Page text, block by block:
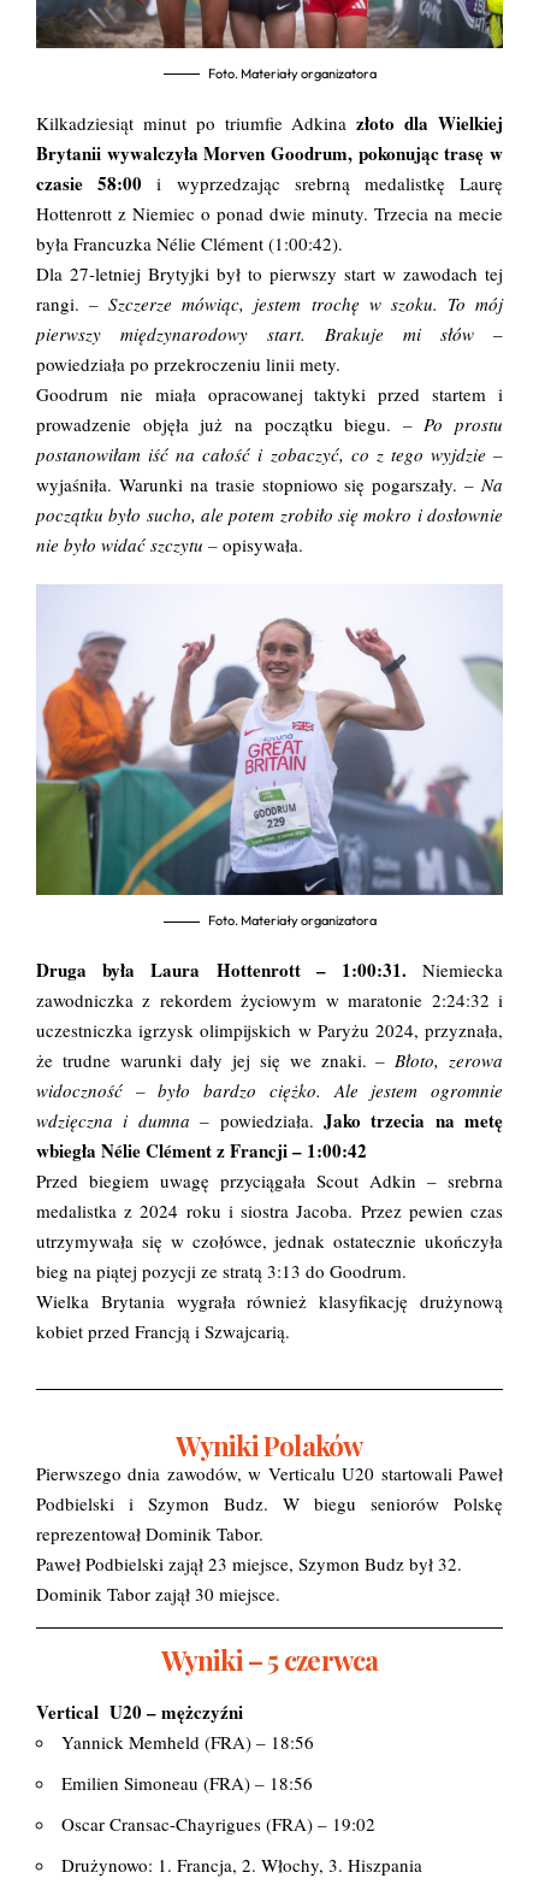
Foto. Materiały organizatora
Kilkadziesiąt minut po triumfie Adkinazłoto dla Wielkiej
Brytanii wywalczyła Morven Goodrum, pokonując trasę w
czasie 58:00i wyprzedzając srebrną medalistkę Laurę
Hottenrott z Niemiec o ponad dwie minuty. Trzecia na mecie
była Francuzka Nélie Clément (1:00:42).
Dla 27-letniej Brytyjki był to pierwszy start w zawodach tej
rangi.– Szczerze mówiąc, jestem trochę w szoku. To mój
pierwszy międzynarodowy start. Brakuje mi słów –
powiedziała po przekroczeniu linii mety.
Goodrum nie miała opracowanej taktyki przed startem i
prowadzenie objęła już na początku biegu. – Po prostu
postanowiłam iść na całość i zobaczyć, co z tego wyjdzie –
wyjaśniła. Warunki na trasie stopniowo się pogarszały.– Na
początku było sucho, ale potem zrobiło się mokro i dosłownie
nie było widać szczytu – opisywała.
Foto. Materiały organizatora
Druga była Laura Hottenrott – 1:00:31. Niemiecka
zawodniczka z rekordem życiowym w maratonie 2:24:32 i
uczestniczka igrzysk olimpijskich w Paryżu 2024, przyznała,
że trudne warunki dały jej się we znaki.– Błoto, zerowa
widoczność – było bardzo ciężko. Ale jestem ogromnie
wdzięczna i dumna – powiedziała. Jako trzecia na metę
wbiegła Nélie Clément z Francji – 1:00:42
Przed biegiem uwagę przyciągała Scout Adkin – srebrna
medalistka z 2024 roku i siostra Jacoba. Przez pewien czas
utrzymywała się w czołówce, jednak ostatecznie ukończyła
bieg na piątej pozycji ze stratą 3:13 do Goodrum.
Wielka Brytania wygrała również klasyfikację drużynową
kobiet przed Francją i Szwajcarią.
Wyniki Polaków
Pierwszego dnia zawodów, w Verticalu U20 startowali Paweł
Podbielski i Szymon Budz. W biegu seniorów Polskę
reprezentował Dominik Tabor.
Paweł Podbielski zajął 23 miejsce, Szymon Budz był 32.
Dominik Tabor zajął 30 miejsce.
Wyniki – 5 czerwca
Vertical U20 – mężczyźni
Yannick Memheld (FRA) – 18:56
Emilien Simoneau (FRA) – 18:56
Oscar Cransac-Chayrigues (FRA) – 19:02
Drużynowo: 1. Francja, 2. Włochy, 3. Hiszpania